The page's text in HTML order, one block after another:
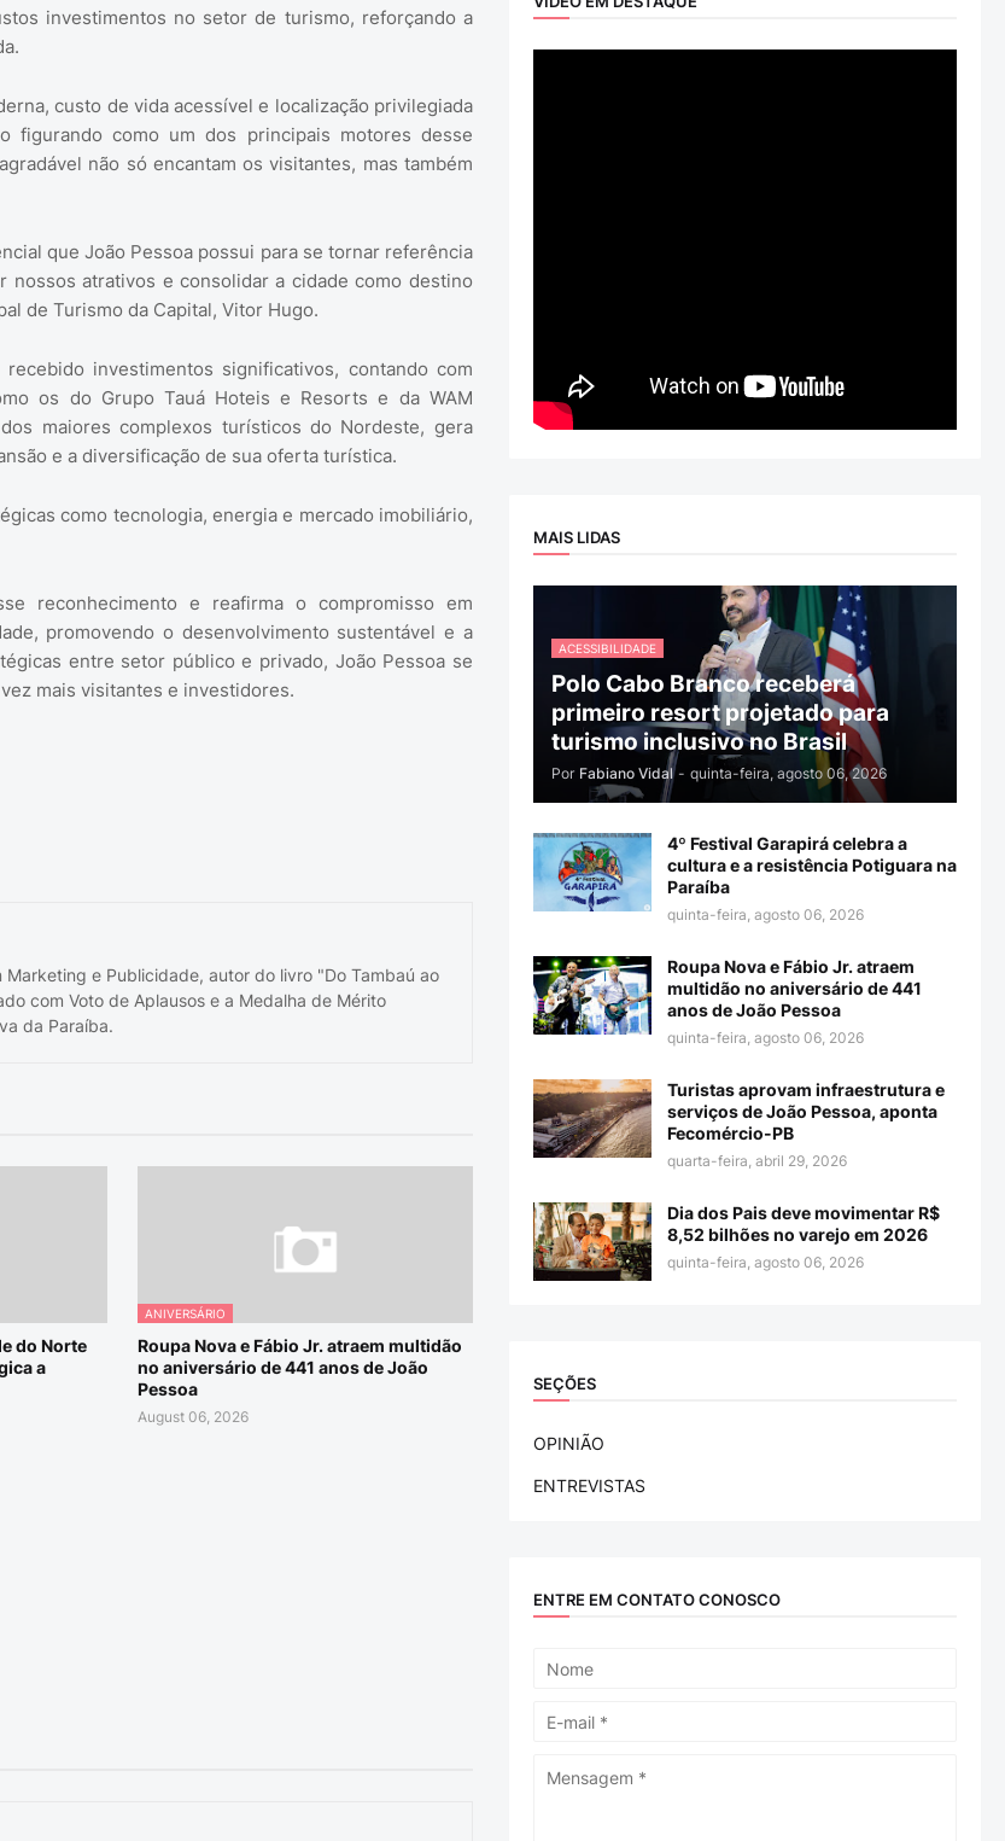
investimentos no setor de turismo, reforçando a
custo de vida acessível e localização privilegiada
figurando como um dos principais motores desse
não só encantam os visitantes, mas também
que João Pessoa possui para se tornar referência
nossos atrativos e consolidar a cidade como destino
de Turismo da Capital, Vitor Hugo.
investimentos significativos, contando com
os do Grupo Tauá Hoteis e Resorts e da WAM
maiores complexos turísticos do Nordeste, gera
e a diversificação de sua oferta turística.
como tecnologia, energia e mercado imobiliário,
reconhecimento e reafirma o compromisso em
promovendo o desenvolvimento sustentável e a
entre setor público e privado, João Pessoa se
mais visitantes e investidores.
e Publicidade, autor do livro "Do Tambaú ao
com Voto de Aplausos e a Medalha de Mérito
da Paraíba.
do Norte
a
ANIVERSÁRIO
Roupa Nova e Fábio Jr. atraem multidão
no aniversário de 441 anos de João
Pessoa
August 06, 2026
MAIS LIDAS
ACESSIBILIDADE
Polo Cabo Branco receberá
primeiro resort projetado para
turismo inclusivo no Brasil
Por Fabiano Vidal - quinta-feira, agosto 06, 2026
4º Festival Garapirá celebra a
cultura e a resistência Potiguara na
Paraíba
quinta-feira, agosto 06, 2026
Roupa Nova e Fábio Jr. atraem
multidão no aniversário de 441
anos de João Pessoa
quinta-feira, agosto 06, 2026
Turistas aprovam infraestrutura e
serviços de João Pessoa, aponta
Fecomércio-PB
quarta-feira, abril 29, 2026
Dia dos Pais deve movimentar R$
8,52 bilhões no varejo em 2026
quinta-feira, agosto 06, 2026
SEÇÕES
OPINIÃO
ENTREVISTAS
ENTRE EM CONTATO CONOSCO